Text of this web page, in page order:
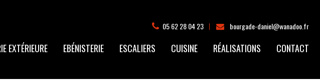
05 62 28 04 23 bourgade-daniel@wanadoo.fr
EXTÉRIEURE EBÉNISTERIE ESCALIERS CUISINE RÉALISATIONS CONTACT